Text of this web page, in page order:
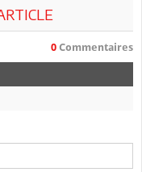
0 Commentaires